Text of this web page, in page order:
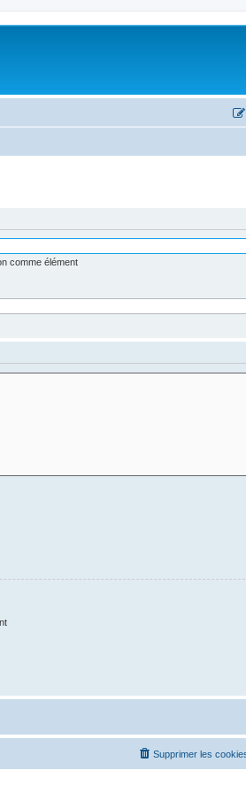
comme élément
Supprimer les